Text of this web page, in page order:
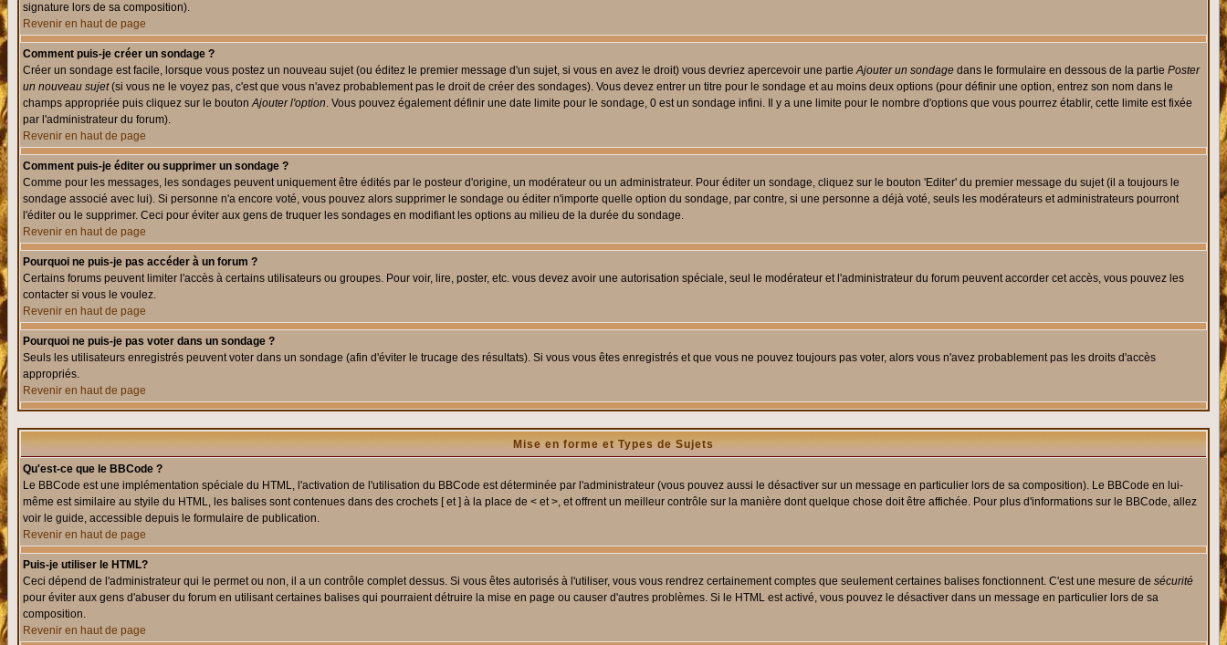
signature lors de sa composition).
Revenir en haut de page
Comment puis-je créer un sondage ?
Créer un sondage est facile, lorsque vous postez un nouveau sujet (ou éditez le premier message d'un sujet, si vous en avez le droit) vous devriez apercevoir une partieAjouter un sondage dans le formulaire en dessous de la partie Poster
un nouveau sujet(si vous ne le voyez pas, c'est que vous n'avez probablement pas le droit de créer des sondages). Vous devez entrer un titre pour le sondage et au moins deux options (pour définir une option, entrez son nom dans le
champs appropriée puis cliquez sur le boutonAjouter l'option. Vous pouvez également définir une date limite pour le sondage, 0 est un sondage infini. Il y a une limite pour le nombre d'options que vous pourrez établir, cette limite est fixée
par l'administrateur du forum).
Revenir en haut de page
Comment puis-je éditer ou supprimer un sondage ?
Comme pour les messages, les sondages peuvent uniquement être édités par le posteur d'origine, un modérateur ou un administrateur. Pour éditer un sondage, cliquez sur le bouton 'Editer' du premier message du sujet (il a toujours le
sondage associé avec lui). Si personne n'a encore voté, vous pouvez alors supprimer le sondage ou éditer n'importe quelle option du sondage, par contre, si une personne a déjà voté, seuls les modérateurs et administrateurs pourront
l'éditer ou le supprimer. Ceci pour éviter aux gens de truquer les sondages en modifiant les options au milieu de la durée du sondage.
Revenir en haut de page
Pourquoi ne puis-je pas accéder à un forum ?
Certains forums peuvent limiter l'accès à certains utilisateurs ou groupes. Pour voir, lire, poster, etc. vous devez avoir une autorisation spéciale, seul le modérateur et l'administrateur du forum peuvent accorder cet accès, vous pouvez les
contacter si vous le voulez.
Revenir en haut de page
Pourquoi ne puis-je pas voter dans un sondage ?
Seuls les utilisateurs enregistrés peuvent voter dans un sondage (afin d'éviter le trucage des résultats). Si vous vous êtes enregistrés et que vous ne pouvez toujours pas voter, alors vous n'avez probablement pas les droits d'accès
appropriés.
Revenir en haut de page
Mise en forme et Types de Sujets
Qu'est-ce que le BBCode ?
Le BBCode est une implémentation spéciale du HTML, l'activation de l'utilisation du BBCode est déterminée par l'administrateur (vous pouvez aussi le désactiver sur un message en particulier lors de sa composition). Le BBCode en lui-
même est similaire au styile du HTML, les balises sont contenues dans des crochets [ et ] à la place de < et >, et offrent un meilleur contrôle sur la manière dont quelque chose doit être affichée. Pour plus d'informations sur le BBCode, allez
voir le guide, accessible depuis le formulaire de publication.
Revenir en haut de page
Puis-je utiliser le HTML?
Ceci dépend de l'administrateur qui le permet ou non, il a un contrôle complet dessus. Si vous êtes autorisés à l'utiliser, vous vous rendrez certainement comptes que seulement certaines balises fonctionnent. C'est une mesure de sécurité
pour éviter aux gens d'abuser du forum en utilisant certaines balises qui pourraient détruire la mise en page ou causer d'autres problèmes. Si le HTML est activé, vous pouvez le désactiver dans un message en particulier lors de sa
composition.
Revenir en haut de page